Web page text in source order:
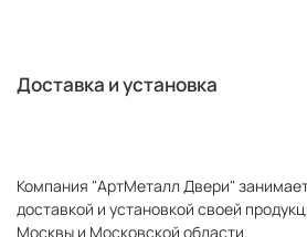
Доставка и установка
Компания "АртМеталл Двери"
доставкой и установкой своей
Москвы и Московской области.